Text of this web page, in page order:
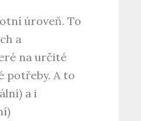
úroveň. To
a
na určité
potřeby. A to
a i